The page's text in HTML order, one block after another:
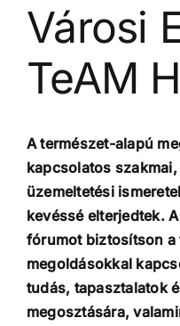
Városi
TeAM
A természet-alapú
kapcsolatos
üzemeltetési
kevéssé elterjedtek.
fórumot biztosítson a
megoldásokkal
tudás, tapasztalatok
megosztására,